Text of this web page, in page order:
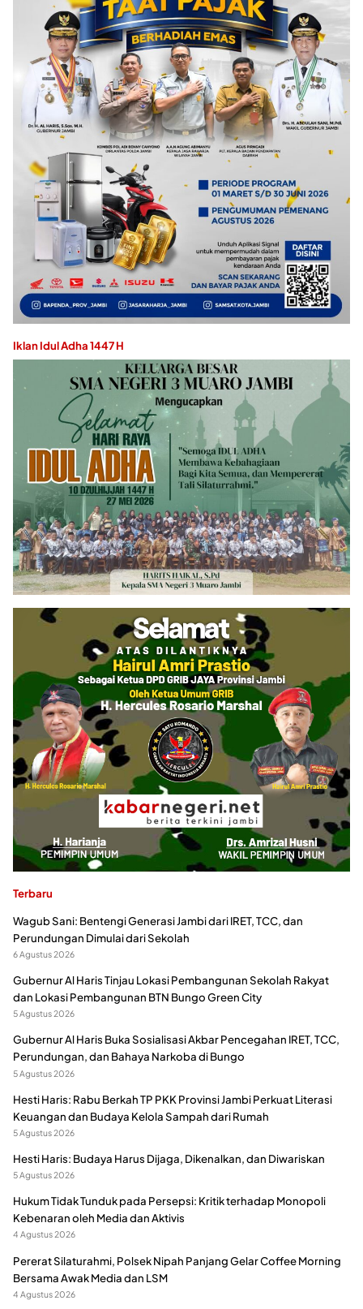
Iklan Idul Adha 1447 H
Terbaru
Wagub Sani: Bentengi Generasi Jambi dari IRET, TCC, dan
Perundungan Dimulai dari Sekolah
6 Agustus 2026
Gubernur Al Haris Tinjau Lokasi Pembangunan Sekolah Rakyat
dan Lokasi Pembangunan BTN Bungo Green City
5 Agustus 2026
Gubernur Al Haris Buka Sosialisasi Akbar Pencegahan IRET, TCC,
Perundungan, dan Bahaya Narkoba di Bungo
5 Agustus 2026
Hesti Haris: Rabu Berkah TP PKK Provinsi Jambi Perkuat Literasi
Keuangan dan Budaya Kelola Sampah dari Rumah
5 Agustus 2026
Hesti Haris: Budaya Harus Dijaga, Dikenalkan, dan Diwariskan
5 Agustus 2026
Hukum Tidak Tunduk pada Persepsi: Kritik terhadap Monopoli
Kebenaran oleh Media dan Aktivis
4 Agustus 2026
Pererat Silaturahmi, Polsek Nipah Panjang Gelar Coffee Morning
Bersama Awak Media dan LSM
4 Agustus 2026